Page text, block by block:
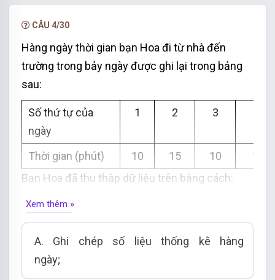
thuộc lãnh thổ của Thái Lan.
Ta chọn phương án
CÂU 4/30
Hàng ngày thời gian bạn Hoa đi từ nhà đến
trường trong bảy ngày được ghi lại trong bảng
sau:
Số thứ tự của
ngày
1 2 3
Thời gian (phút) 10 15 10
12
Bạn Hoa đã thu thập dữ liệu trên bằng cách:
Xem thêm »
A.
Ghi chép số liệu thống kê hàng
ngày;